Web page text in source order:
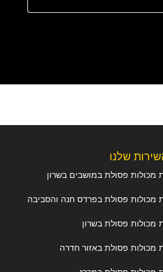
שלנו
מכולות פסולת במושבים בשרון
מכולות פסולת בפרדס חנה והסביבה
מכולות פסולת בשרון
מכולות פסולת באזור חדרה